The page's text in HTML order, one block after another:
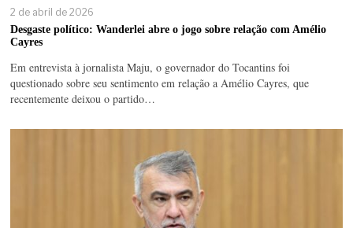
2 de abril de 2026
Desgaste político: Wanderlei abre o jogo sobre relação com Amélio
Cayres
Em entrevista à jornalista Maju, o governador do Tocantins foi
questionado sobre seu sentimento em relação a Amélio Cayres, que
recentemente deixou o partido…